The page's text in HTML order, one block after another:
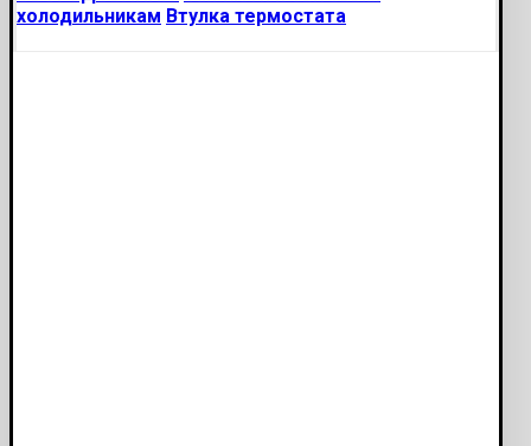
холодильникам Втулка термостата